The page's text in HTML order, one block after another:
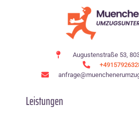
Augustenstraße 53,
Leistungen